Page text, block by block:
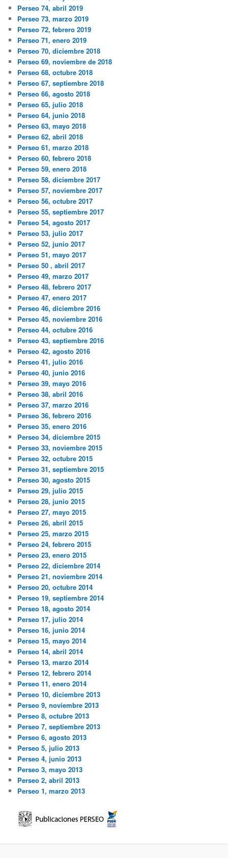
Perseo 74, abril 2019
Perseo 73, marzo 2019
Perseo 72, febrero 2019
Perseo 71, enero 2019
Perseo 70, diciembre 2018
Perseo 69, noviembre de 2018
Perseo 68, octubre 2018
Perseo 67, septiembre 2018
Perseo 66, agosto 2018
Perseo 65, julio 2018
Perseo 64, junio 2018
Perseo 63, mayo 2018
Perseo 62, abril 2018
Perseo 61, marzo 2018
Perseo 60, febrero 2018
Perseo 59, enero 2018
Perseo 58, diciembre 2017
Perseo 57, noviembre 2017
Perseo 56, octubre 2017
Perseo 55, septiembre 2017
Perseo 54, agosto 2017
Perseo 53, julio 2017
Perseo 52, junio 2017
Perseo 51, mayo 2017
Perseo 50 , abril 2017
Perseo 49, marzo 2017
Perseo 48, febrero 2017
Perseo 47, enero 2017
Perseo 46, diciembre 2016
Perseo 45, noviembre 2016
Perseo 44, octubre 2016
Perseo 43, septiembre 2016
Perseo 42, agosto 2016
Perseo 41, julio 2016
Perseo 40, junio 2016
Perseo 39, mayo 2016
Perseo 38, abril 2016
Perseo 37, marzo 2016
Perseo 36, febrero 2016
Perseo 35, enero 2016
Perseo 34, diciembre 2015
Perseo 33, noviembre 2015
Perseo 32, octubre 2015
Perseo 31, septiembre 2015
Perseo 30, agosto 2015
Perseo 29, julio 2015
Perseo 28, junio 2015
Perseo 27, mayo 2015
Perseo 26, abril 2015
Perseo 25, marzo 2015
Perseo 24, febrero 2015
Perseo 23, enero 2015
Perseo 22, diciembre 2014
Perseo 21, noviembre 2014
Perseo 20, octubre 2014
Perseo 19, septiembre 2014
Perseo 18, agosto 2014
Perseo 17, julio 2014
Perseo 16, junio 2014
Perseo 15, mayo 2014
Perseo 14, abril 2014
Perseo 13, marzo 2014
Perseo 12, febrero 2014
Perseo 11, enero 2014
Perseo 10, diciembre 2013
Perseo 9, noviembre 2013
Perseo 8, octubre 2013
Perseo 7, septiembre 2013
Perseo 6, agosto 2013
Perseo 5, julio 2013
Perseo 4, junio 2013
Perseo 3, mayo 2013
Perseo 2, abril 2013
Perseo 1, marzo 2013